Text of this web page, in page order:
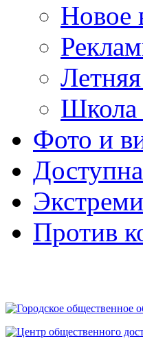
Новое
Школа
Фото и
Против